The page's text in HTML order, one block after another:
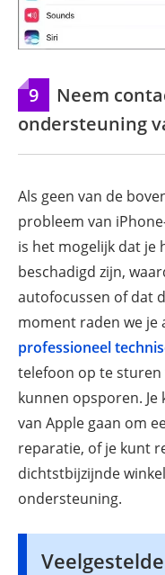
9
Neem
ondersteuning
Als geen van de
probleem van
is het mogelijk dat je
beschadigd zijn,
autofocussen of dat
moment raden we je
professioneel
telefoon op te
kunnen opsporen.
van Apple gaan om
reparatie, of je kunt
dichtstbijzijnde
ondersteuning.